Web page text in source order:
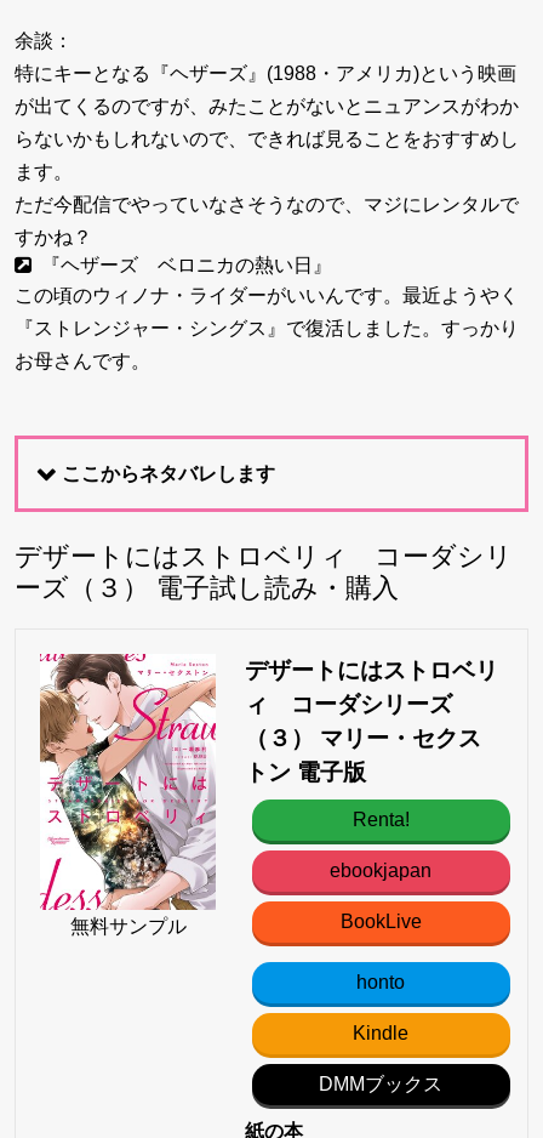
余談：
特にキーとなる『ヘザーズ』(1988・アメリカ)という映画
が出てくるのですが、みたことがないとニュアンスがわか
らないかもしれないので、できれば見ることをおすすめし
ます。
ただ今配信でやっていなさそうなので、マジにレンタルで
すかね？
『ヘザーズ ベロニカの熱い日』
この頃のウィノナ・ライダーがいいんです。最近ようやく
『ストレンジャー・シングス』 で復活しました。すっかり
お母さんです。
ここからネタバレします
デザートにはストロベリィ コーダシリ
ーズ（３） 電子試し読み・購入
無料サンプル
デザートにはストロベリ
ィ コーダシリーズ
（３） マリー・セクス
トン 電子版
Renta!
ebookjapan
BookLive
honto
Kindle
DMMブックス
紙の本